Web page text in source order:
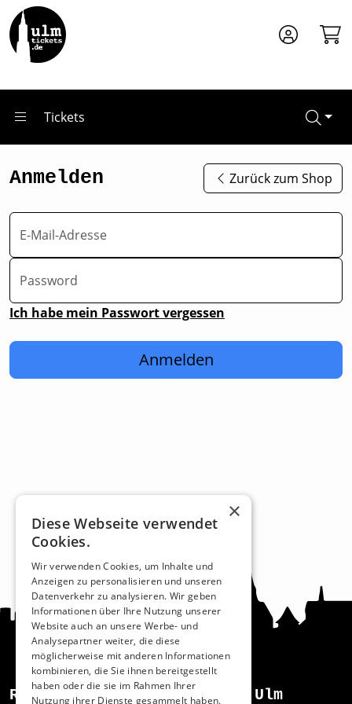
Zum Hauptinhalt springen
Tickets
Anmelden Zurück zum Shop
E-Mail-Adresse
Password
Ich habe mein Passwort vergessen
Anmelden
Recht und Ordnung Ulm
×
Diese Webseite verwendet
Cookies.
Wir verwenden Cookies, um Inhalte und
Anzeigen zu personalisieren und unseren
Datenverkehr zu analysieren. Wir geben
Informationen über Ihre Nutzung unserer
Website auch an unsere Werbe- und
Analysepartner weiter, die diese
möglicherweise mit anderen Informationen
kombinieren, die Sie ihnen bereitgestellt
haben oder die sie im Rahmen Ihrer
Nutzung ihrer Dienste gesammelt haben.